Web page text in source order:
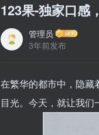
123果-独家口感
管理员
3年前发布
在繁华的都市中，隐藏
目光。今天，就让我们